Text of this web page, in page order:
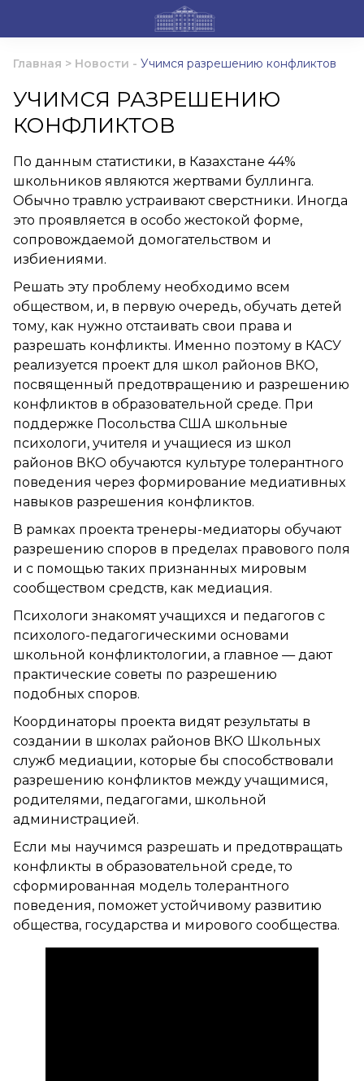
Главная > Новости - Учимся разрешению конфликтов
УЧИМСЯ РАЗРЕШЕНИЮ
КОНФЛИКТОВ
По данным статистики, в Казахстане 44%
школьников являются жертвами буллинга.
Обычно травлю устраивают сверстники. Иногда
это проявляется в особо жестокой форме,
сопровождаемой домогательством и
избиениями.
Решать эту проблему необходимо всем
обществом, и, в первую очередь, обучать детей
тому, как нужно отстаивать свои права и
разрешать конфликты. Именно поэтому в КАСУ
реализуется проект для школ районов ВКО,
посвященный предотвращению и разрешению
конфликтов в образовательной среде. При
поддержке Посольства США школьные
психологи, учителя и учащиеся из школ
районов ВКО обучаются культуре толерантного
поведения через формирование медиативных
навыков разрешения конфликтов.
В рамках проекта тренеры-медиаторы обучают
разрешению споров в пределах правового поля
и с помощью таких признанных мировым
сообществом средств, как медиация.
Психологи знакомят учащихся и педагогов с
психолого-педагогическими основами
школьной конфликтологии, а главное — дают
практические советы по разрешению
подобных споров.
Координаторы проекта видят результаты в
создании в школах районов ВКО Школьных
служб медиации, которые бы способствовали
разрешению конфликтов между учащимися,
родителями, педагогами, школьной
администрацией.
Если мы научимся разрешать и предотвращать
конфликты в образовательной среде, то
сформированная модель толерантного
поведения, поможет устойчивому развитию
общества, государства и мирового сообщества.